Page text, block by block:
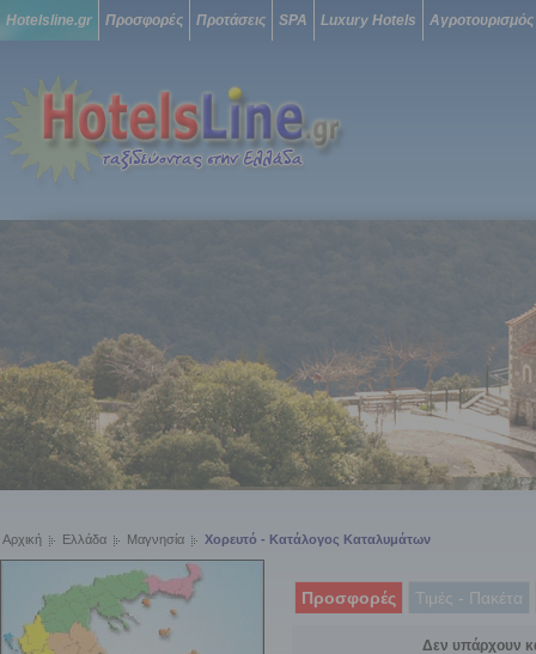
Hotelsline.gr Προσφορές Προτάσεις SPA Luxury Hotels Αγροτουρισμός
Αρχική Ελλάδα Μαγνησία Χορευτό - Κατάλογος Καταλυμάτων
Προσφορές Τιμές - Πακέτα
Δεν υπάρχουν